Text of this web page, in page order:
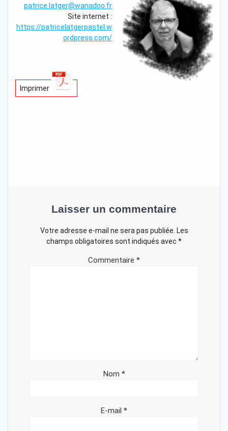
patrice.latger@wanadoo.fr
Site internet :
https://patricelatgerpastel.w
ordpress.com/
Imprimer
Laisser un commentaire
Votre adresse e-mail ne sera pas publiée. Les
champs obligatoires sont indiqués avec *
Commentaire *
Nom *
E-mail *